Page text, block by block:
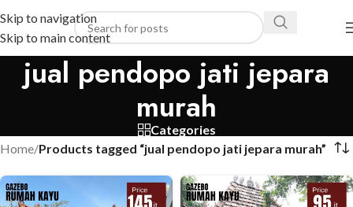
Skip to navigation
Skip to main content
jual pendopo jati jepara
murah
Categories
Home/Products tagged “jual pendopo jati jepara murah”